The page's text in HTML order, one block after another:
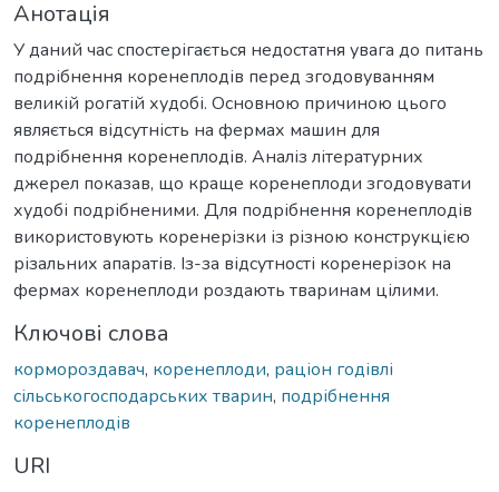
Анотація
У даний час спостерігається недостатня увага до питань
подрібнення коренеплодів перед згодовуванням
великій рогатій худобі. Основною причиною цього
являється відсутність на фермах машин для
подрібнення коренеплодів. Аналіз літературних
джерел показав, що краще коренеплоди згодовувати
худобі подрібненими. Для подрібнення коренеплодів
використовують коренерізки із різною конструкцією
різальних апаратів. Із-за відсутності коренерізок на
фермах коренеплоди роздають тваринам цілими.
Ключові слова
кормороздавач, коренеплоди, раціон годівлі
сільськогосподарських тварин, подрібнення
коренеплодів
URI